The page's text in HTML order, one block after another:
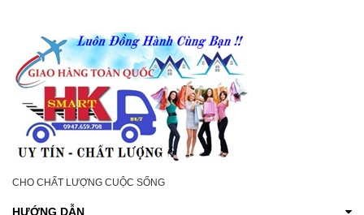
CHO CHẤT LƯỢNG CUỘC SỐNG
HƯỚNG DẪN